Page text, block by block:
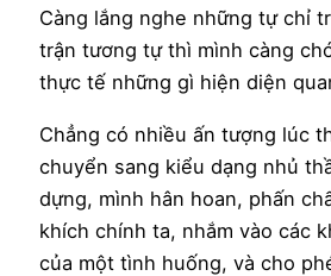
Càng lắng nghe những tự chỉ
trận tương tự thì mình càng
thực tế những gì hiện diện
Chẳng có nhiều ấn tượng lúc
chuyển sang kiểu dạng nhủ
dựng, mình hân hoan, phấn
khích chính ta, nhắm vào các
của một tình huống, và cho